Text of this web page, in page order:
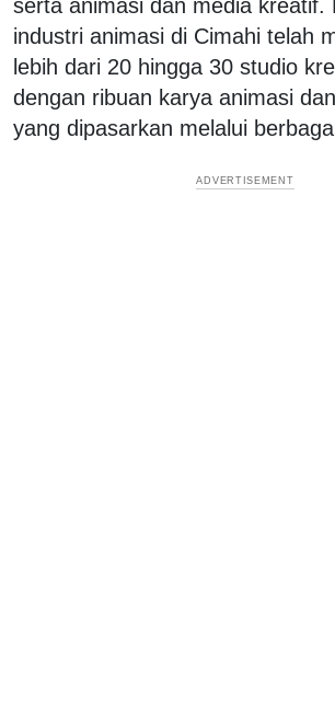
serta animasi dan media kreatif.
industri animasi di Cimahi telah
lebih dari 20 hingga 30 studio
dengan ribuan karya animasi
yang dipasarkan melalui